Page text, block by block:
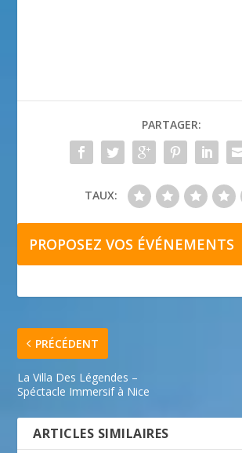
PARTAGER:
TAUX:
PROPOSEZ VOS ÉVÉNEMENTS
PRÉCÉDENT
La Villa Des Légendes –
Spéctacle Immersif à Nice
ARTICLES SIMILAIRES